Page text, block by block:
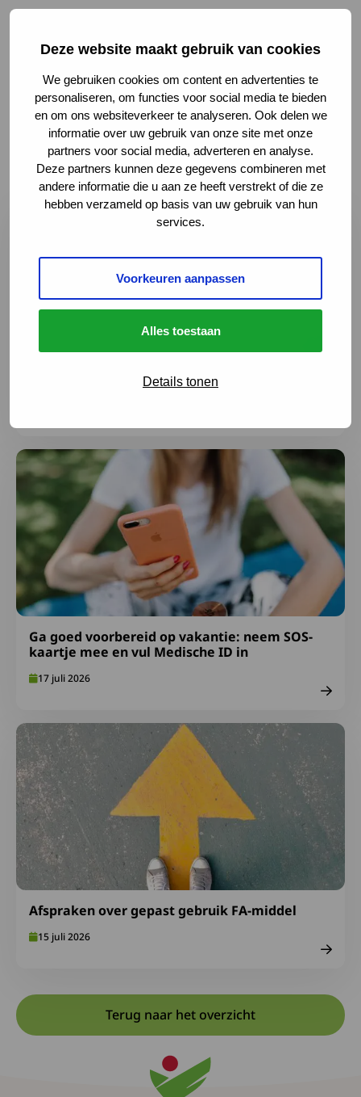
Deze website maakt gebruik van cookies
We gebruiken cookies om content en advertenties te
personaliseren, om functies voor social media te bieden
en om ons websiteverkeer te analyseren. Ook delen we
informatie over uw gebruik van onze site met onze
partners voor social media, adverteren en analyse.
Deze partners kunnen deze gegevens combineren met
andere informatie die u aan ze heeft verstrekt of die ze
hebben verzameld op basis van uw gebruik van hun
services.
Voorkeuren aanpassen
Alles toestaan
Details tonen
Zorg&SociaalwebDeze link opent in een nieuw tabblad
.
Laatste nieuws en
ontwikkelingen
Samen maken we het verschil: deel je ervaring
Lees meer over Samen maken we het verschil: deel je
Ga goed voorbereid op vakantie: neem SOS-
kaartje mee en vul Medische ID in
17 juli 2026
Lees meer over Ga goed voorbereid op vakantie: neem
Afspraken over gepast gebruik FA-middel
15 juli 2026
Lees meer over Afspraken over gepast gebruik FA-
Terug naar het overzicht